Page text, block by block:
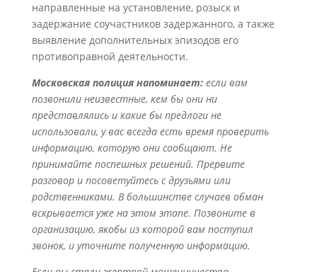
направленные на установление, розыск и
задержание соучастников задержанного, а также
выявление дополнительных эпизодов его
противоправной деятельности.
Московская полиция напоминает: если вам
позвонили неизвестные, кем бы они ни
представлялись и какие бы предлоги не
использовали, у вас всегда есть время проверить
информацию, которую они сообщают. Не
принимайте поспешных решений. Прервите
разговор и посоветуйтесь с друзьями или
родственниками. В большинстве случаев обман
вскрывается уже на этом этапе. Позвоните в
организацию, якобы из которой вам поступил
звонок, и уточните полученную информацию.